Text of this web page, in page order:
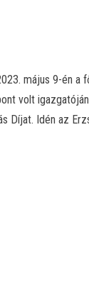
május 9-én a
volt
Díjat. Idén az